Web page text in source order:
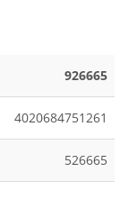
926665
4020684751261
526665